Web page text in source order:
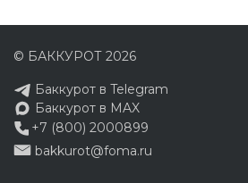
© БАККУРОТ 2026
Баккурот в Telegram
Баккурот в MAX
+7 (800) 2000899
bakkurot@foma.ru